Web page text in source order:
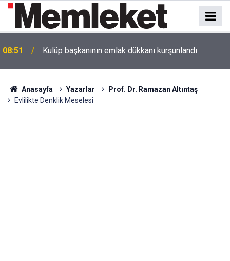
08:51 Kulüp başkanının emlak dükkanı kurşunlandı
Anasayfa Yazarlar
Prof. Dr. Ramazan Altıntaş
Evlilikte Denklik Meselesi